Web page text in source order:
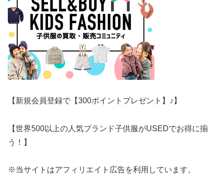
【新規会員登録で【300ポイントプレゼント】♪】
【世界500以上の人気ブランド子供服がUSEDでお得に揃
う！】
※当サイトはアフィリエイト広告を利用しています。